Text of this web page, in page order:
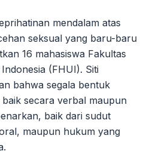
mendalam atas
seksual yang baru-baru
16 mahasiswa Fakultas
(FHUI). Siti
bahwa segala bentuk
secara verbal maupun
baik dari sudut
maupun hukum yang